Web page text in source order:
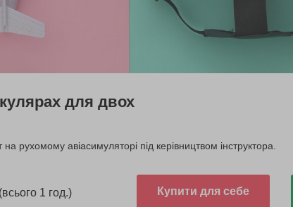
для двох
на рухомому авіасимуляторі під керівництвом інструктора.
1 год.) Купити для себе